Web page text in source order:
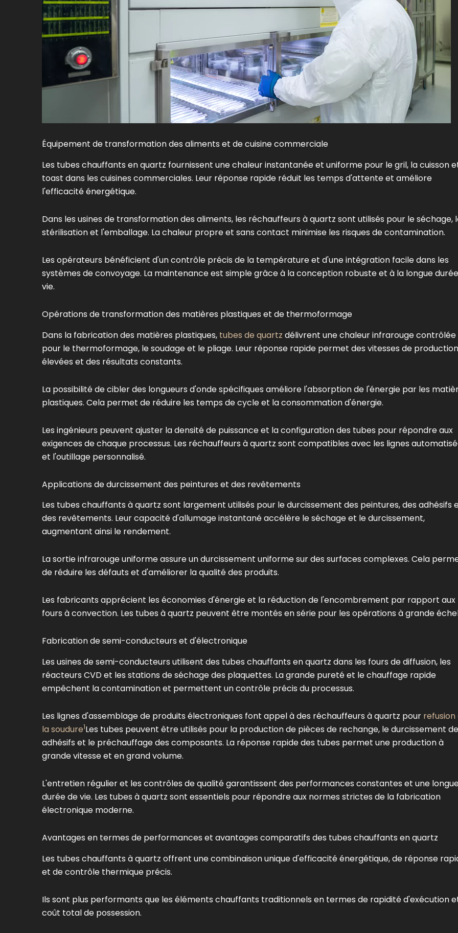
Équipement de transformation des aliments et de cuisine commerciale
Les tubes chauffants en quartz fournissent une chaleur instantanée et uniforme pour le gril, la cuisson
toast dans les cuisines commerciales. Leur réponse rapide réduit les temps d'attente et améliore
l'efficacité énergétique.
Dans les usines de transformation des aliments, les réchauffeurs à quartz sont utilisés pour le séchage,
stérilisation et l'emballage. La chaleur propre et sans contact minimise les risques de contamination.
Les opérateurs bénéficient d'un contrôle précis de la température et d'une intégration facile dans les
systèmes de convoyage. La maintenance est simple grâce à la conception robuste et à la longue
vie.
Opérations de transformation des matières plastiques et de thermoformage
Dans la fabrication des matières plastiques, tubes de quartz délivrent une chaleur infrarouge contrôlée
pour le thermoformage, le soudage et le pliage. Leur réponse rapide permet des vitesses de production
élevées et des résultats constants.
La possibilité de cibler des longueurs d'onde spécifiques améliore l'absorption de l'énergie par les
plastiques. Cela permet de réduire les temps de cycle et la consommation d'énergie.
Les ingénieurs peuvent ajuster la densité de puissance et la configuration des tubes pour répondre aux
exigences de chaque processus. Les réchauffeurs à quartz sont compatibles avec les lignes
et l'outillage personnalisé.
Applications de durcissement des peintures et des revêtements
Les tubes chauffants à quartz sont largement utilisés pour le durcissement des peintures, des adhésifs
des revêtements. Leur capacité d'allumage instantané accélère le séchage et le durcissement,
augmentant ainsi le rendement.
La sortie infrarouge uniforme assure un durcissement uniforme sur des surfaces complexes. Cela
de réduire les défauts et d'améliorer la qualité des produits.
Les fabricants apprécient les économies d'énergie et la réduction de l'encombrement par rapport aux
fours à convection. Les tubes à quartz peuvent être montés en série pour les opérations à grande
Fabrication de semi-conducteurs et d'électronique
Les usines de semi-conducteurs utilisent des tubes chauffants en quartz dans les fours de diffusion, les
réacteurs CVD et les stations de séchage des plaquettes. La grande pureté et le chauffage rapide
empêchent la contamination et permettent un contrôle précis du processus.
Les lignes d'assemblage de produits électroniques font appel à des réchauffeurs à quartz pour refusion
la soudure1Les tubes peuvent être utilisés pour la production de pièces de rechange, le durcissement
adhésifs et le préchauffage des composants. La réponse rapide des tubes permet une production à
grande vitesse et en grand volume.
L'entretien régulier et les contrôles de qualité garantissent des performances constantes et une
durée de vie. Les tubes à quartz sont essentiels pour répondre aux normes strictes de la fabrication
électronique moderne.
Avantages en termes de performances et avantages comparatifs des tubes chauffants en quartz
Les tubes chauffants à quartz offrent une combinaison unique d'efficacité énergétique, de réponse
et de contrôle thermique précis.
Ils sont plus performants que les éléments chauffants traditionnels en termes de rapidité d'exécution
coût total de possession.